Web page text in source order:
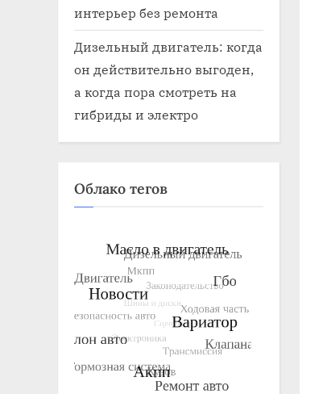
интерьер без ремонта
Дизельный двигатель: когда
он действительно выгоден,
а когда пора смотреть на
гибриды и электро
Облако тегов